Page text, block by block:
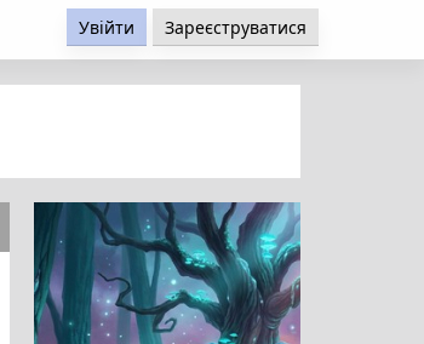
Увійти Зареєструватися